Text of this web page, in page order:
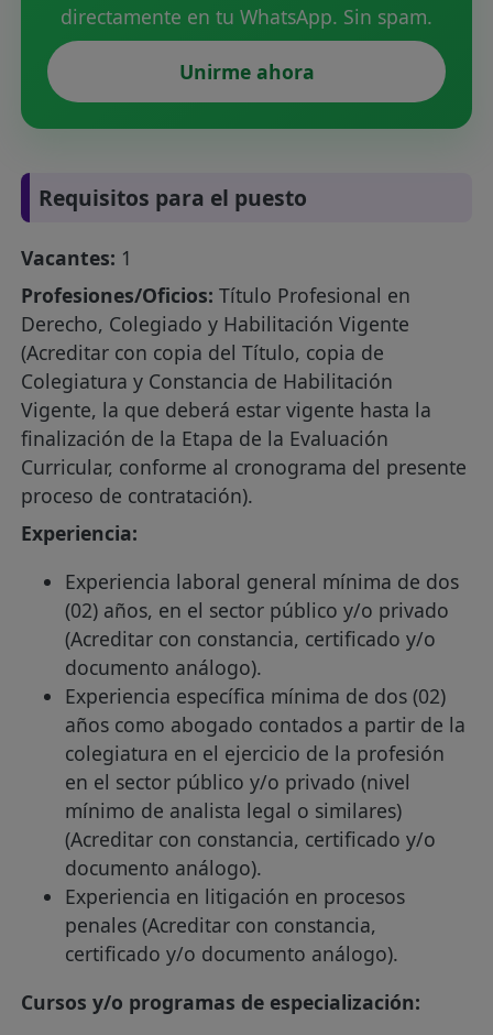
directamente en tu WhatsApp. Sin spam.
Unirme ahora
Requisitos para el puesto
Vacantes: 1
Profesiones/Oficios: Título Profesional en
Derecho, Colegiado y Habilitación Vigente
(Acreditar con copia del Título, copia de
Colegiatura y Constancia de Habilitación
Vigente, la que deberá estar vigente hasta la
finalización de la Etapa de la Evaluación
Curricular, conforme al cronograma del presente
proceso de contratación).
Experiencia:
Experiencia laboral general mínima de dos
(02) años, en el sector público y/o privado
(Acreditar con constancia, certificado y/o
documento análogo).
Experiencia específica mínima de dos (02)
años como abogado contados a partir de la
colegiatura en el ejercicio de la profesión
en el sector público y/o privado (nivel
mínimo de analista legal o similares)
(Acreditar con constancia, certificado y/o
documento análogo).
Experiencia en litigación en procesos
penales (Acreditar con constancia,
certificado y/o documento análogo).
Cursos y/o programas de especialización: